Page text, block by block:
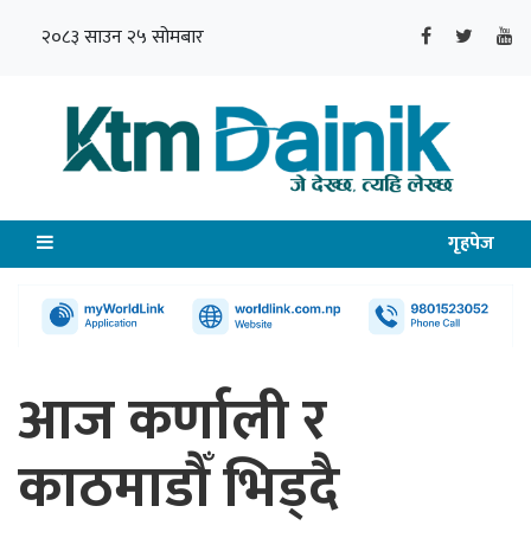
२०८३ साउन २५ सोमबार
गृहपेज
आज कर्णाली र
काठमाडौँ भिड्दै